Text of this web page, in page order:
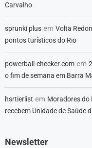
Carvalho
sprunki plus em Volta
pontos turísticos do Rio
powerball-checker.com em
o fim de semana em Barra
hsrtierlist em Moradores do
recebem Unidade de Saúde
Newsletter